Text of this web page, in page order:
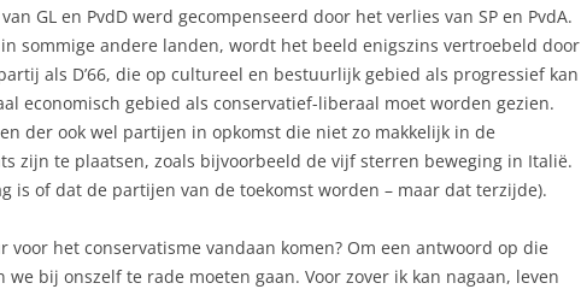
GL en PvdD werd gecompenseerd door het verlies van SP en PvdA.
sommige andere landen, wordt het beeld enigszins vertroebeld door
als D’66, die op cultureel en bestuurlijk gebied als progressief kan
economisch gebied als conservatief-liberaal moet worden gezien.
der ook wel partijen in opkomst die niet zo makkelijk in de
zijn te plaatsen, zoals bijvoorbeeld de vijf sterren beweging in Italië.
is of dat de partijen van de toekomst worden – maar dat terzijde).
voor het conservatisme vandaan komen? Om een antwoord op die
bij onszelf te rade moeten gaan. Voor zover ik kan nagaan, leven